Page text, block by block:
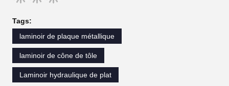
Tags:
laminoir de plaque métallique
laminoir de cône de tôle
Laminoir hydraulique de plat